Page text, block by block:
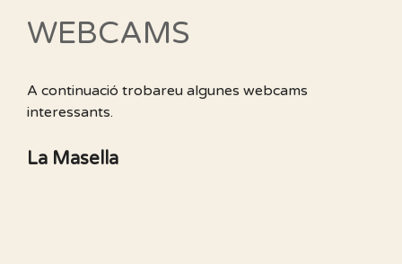
WEBCAMS
A continuació trobareu algunes webcams
interessants.
La Masella